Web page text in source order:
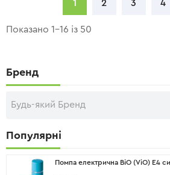
1 2 3 4
Показано 1–16 із 50
Бренд
Будь-який Бренд
Популярні
Помпа електрична ВіО (ViO) E4